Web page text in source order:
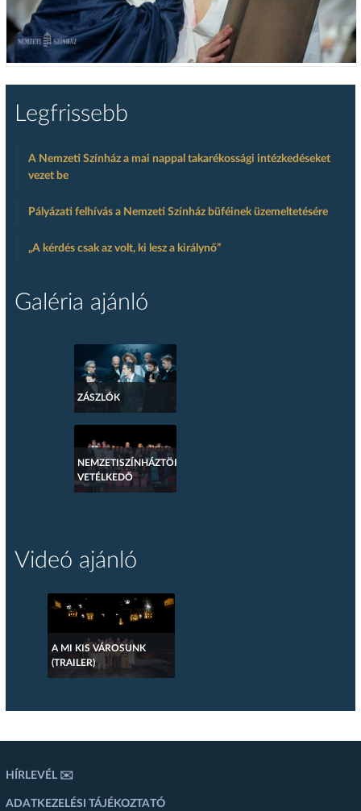
Legfrissebb
A Nemzeti Színház a mai nappal takarékossági intézkedéseket
vezet be
Pályázati felhívás a Nemzeti Színház büféinek üzemeltetésére
„A kérdés csak az volt, ki lesz a királynő”
Galéria ajánló
ZÁSZLÓK
NEMZETISZÍNHÁZTÖRTÉNETI
VETÉLKEDŐ
Videó ajánló
A MI KIS VÁROSUNK
(TRAILER)
HÍRLEVÉL ✉️
ADATKEZELÉSI TÁJÉKOZTATÓ